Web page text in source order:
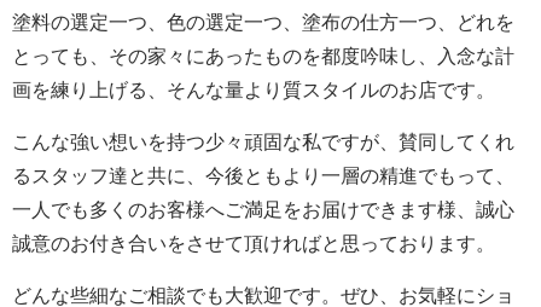
塗料の選定一つ、色の選定一つ、塗布の仕方一つ、どれを
とっても、その家々にあったものを都度吟味し、入念な計
画を練り上げる、そんな量より質スタイルのお店です。
こんな強い想いを持つ少々頑固な私ですが、賛同してくれ
るスタッフ達と共に、今後ともより一層の精進でもって、
一人でも多くのお客様へご満足をお届けできます様、誠心
誠意のお付き合いをさせて頂ければと思っております。
どんな些細なご相談でも大歓迎です。ぜひ、お気軽にショ